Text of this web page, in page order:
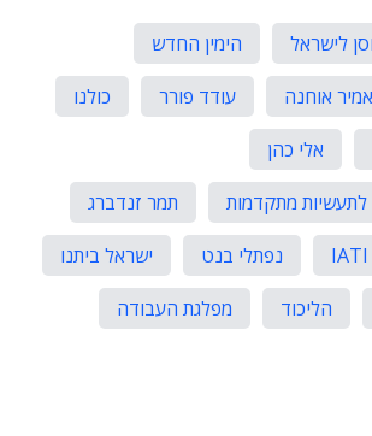
לישראל
הימין החדש
אמיר אוחנה עודד פורר
כולנו
אלי כהן
לתעשיות מתקדמות
תמר זנדברג
IATI נפתלי בנט
ישראל ביתנו
הליכוד מפלגת העבודה